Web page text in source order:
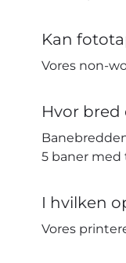
Kan
Vores non-
Hvor
5 baner med
I hvilken
Vores